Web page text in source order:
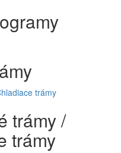
trámy
trámy /
trámy